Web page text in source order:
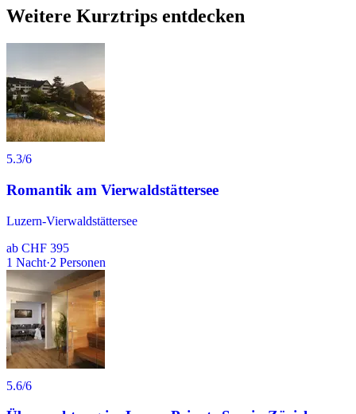
Weitere Kurztrips entdecken
5.3/6
Romantik am Vierwaldstättersee
Luzern-Vierwaldstättersee
ab CHF 395
1 Nacht·2 Personen
5.6/6